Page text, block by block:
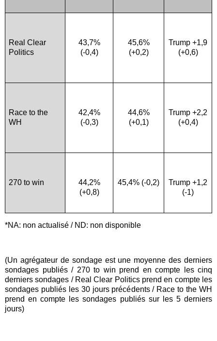
Real Clear
Politics
43,7%
(-0,4)
45,6%
(+0,2)
Trump +1,9
(+0,6)
Race to the
WH
42,4%
(-0,3)
44,6%
(+0,1)
Trump +2,2
(+0,4)
270 to win
44,2%
(+0,8)
45,4% (-0,2)
Trump +1,2
(-1)
*NA: non actualisé / ND: non disponible
(Un agrégateur de sondage est une moyenne des derniers
sondages publiés / 270 to win prend en compte les cinq
derniers sondages / Real Clear Politics prend en compte les
sondages publiés les 30 jours précédents / Race to the WH
prend en compte les sondages publiés sur les 5 derniers
jours)